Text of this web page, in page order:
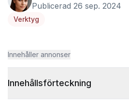
Publicerad 26 sep. 2024
Verktyg
Innehåller annonser
Innehållsförteckning